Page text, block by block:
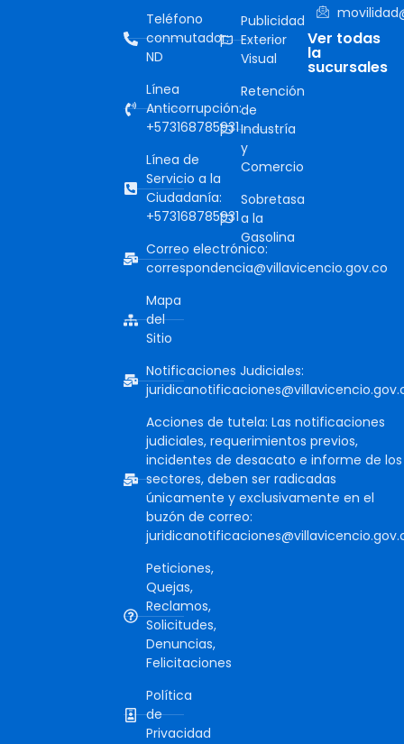
Teléfono
conmutador:
ND
Línea
Anticorrupción:
+573168785931
Línea de
Servicio a la
Ciudadanía:
+573168785931
Correo electrónico:
correspondencia@villavicencio.gov.co
Mapa
del
Sitio
Notificaciones Judiciales:
Acciones de tutela: Las notificaciones
judiciales, requerimientos previos,
incidentes de desacato e informe de los
sectores, deben ser radicadas
únicamente y exclusivamente en el
buzón de correo:
Peticiones,
Quejas,
Reclamos,
Solicitudes,
Denuncias,
Felicitaciones
Política
de
Privacidad
Publicidad
Exterior
Visual
Retención
de
Industría
y
Comercio
Sobretasa
a la
Gasolina
Ver todas
la
sucursales